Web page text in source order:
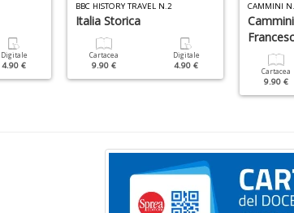
Digitale
4.90 €
BBC HISTORY TRAVEL N.2
Italia Storica
Cartacea
9.90 €
Digitale
4.90 €
CAMMINI
Cartacea
9.90 €